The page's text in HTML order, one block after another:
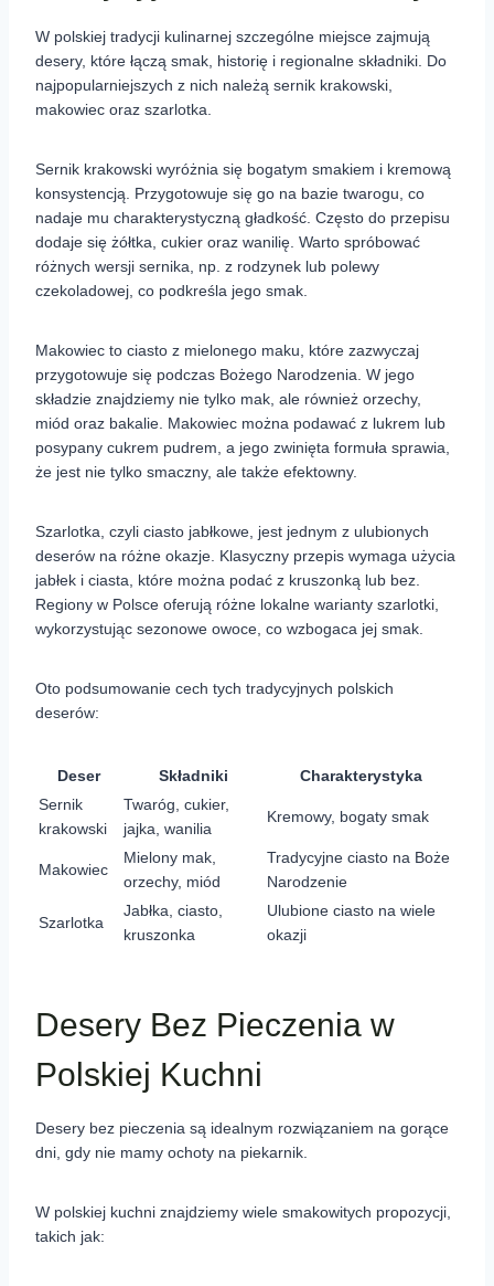
W polskiej tradycji kulinarnej szczególne miejsce zajmują
desery, które łączą smak, historię i regionalne składniki. Do
najpopularniejszych z nich należą sernik krakowski,
makowiec oraz szarlotka.
Sernik krakowski wyróżnia się bogatym smakiem i kremową
konsystencją. Przygotowuje się go na bazie twarogu, co
nadaje mu charakterystyczną gładkość. Często do przepisu
dodaje się żółtka, cukier oraz wanilię. Warto spróbować
różnych wersji sernika, np. z rodzynek lub polewy
czekoladowej, co podkreśla jego smak.
Makowiec to ciasto z mielonego maku, które zazwyczaj
przygotowuje się podczas Bożego Narodzenia. W jego
składzie znajdziemy nie tylko mak, ale również orzechy,
miód oraz bakalie. Makowiec można podawać z lukrem lub
posypany cukrem pudrem, a jego zwinięta formuła sprawia,
że jest nie tylko smaczny, ale także efektowny.
Szarlotka, czyli ciasto jabłkowe, jest jednym z ulubionych
deserów na różne okazje. Klasyczny przepis wymaga użycia
jabłek i ciasta, które można podać z kruszonką lub bez.
Regiony w Polsce oferują różne lokalne warianty szarlotki,
wykorzystując sezonowe owoce, co wzbogaca jej smak.
Oto podsumowanie cech tych tradycyjnych polskich
deserów:
Deser Składniki
Charakterystyka
Sernik
krakowski
Twaróg, cukier,
jajka, wanilia
Kremowy, bogaty smak
Makowiec
Mielony mak,
orzechy, miód
Tradycyjne ciasto na Boże
Narodzenie
Szarlotka
Jabłka, ciasto,
kruszonka
Ulubione ciasto na wiele
okazji
Desery Bez Pieczenia w
Polskiej Kuchni
Desery bez pieczenia są idealnym rozwiązaniem na gorące
dni, gdy nie mamy ochoty na piekarnik.
W polskiej kuchni znajdziemy wiele smakowitych propozycji,
takich jak: